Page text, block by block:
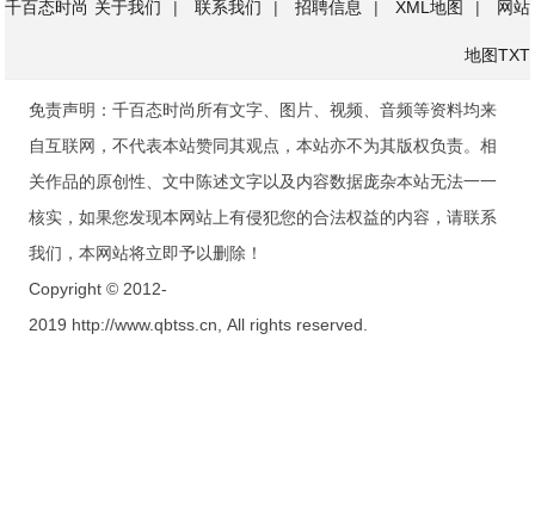
千百态时尚 关于我们 | 联系我们 | 招聘信息 | XML地图 | 网站
地图TXT
免责声明：千百态时尚所有文字、图片、视频、音频等资料均来
自互联网，不代表本站赞同其观点，本站亦不为其版权负责。相
关作品的原创性、文中陈述文字以及内容数据庞杂本站无法一一
核实，如果您发现本网站上有侵犯您的合法权益的内容，请联系
我们，本网站将立即予以删除！
Copyright © 2012-
2019 http://www.qbtss.cn, All rights reserved.